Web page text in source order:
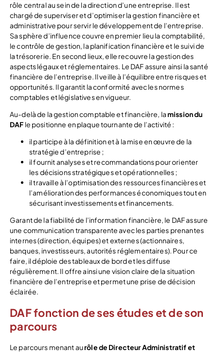
rôle central au sein de la direction d’une entreprise. Il est
chargé de superviser et d’optimiser la gestion financière et
administrative pour servir le développement de l’entreprise.
Sa sphère d’influence couvre en premier lieu la comptabilité,
le contrôle de gestion, la planification financière et le suivi de
la trésorerie. En second lieux, elle recouvre la gestion des
aspects légaux et réglementaires. Le DAF assure ainsi la santé
financière de l’entreprise. Il veille à l’équilibre entre risques et
opportunités. Il garantit la conformité avec les normes
comptables et législatives en vigueur.
Au-delà de la gestion comptable et financière, lamission du
DAF le positionne en plaque tournante de l’activité :
il participe à la définition et à la mise en œuvre de la
stratégie d’entreprise ;
il fournit analyses et recommandations pour orienter
les décisions stratégiques et opérationnelles ;
il travaille à l’optimisation des ressources financières et
l’amélioration des performances économiques tout en
sécurisant investissements et financements.
Garant de la fiabilité de l’information financière, le DAF assure
une communication transparente avec les parties prenantes
internes (direction, équipes) et externes (actionnaires,
banques, investisseurs, autorités réglementaires). Pour ce
faire, il déploie des tableaux de bord et les diffuse
régulièrement. Il offre ainsi une vision claire de la situation
financière de l’entreprise et permet une prise de décision
éclairée.
DAF fonction de ses études et de son
parcours
Le parcours menant aurôle de Directeur Administratif et